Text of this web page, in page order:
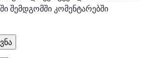
შემდგომში კომენტარებში